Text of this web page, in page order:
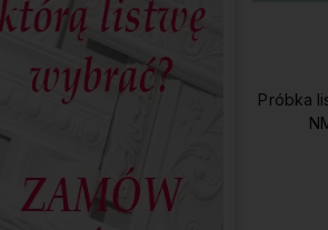
Próbka